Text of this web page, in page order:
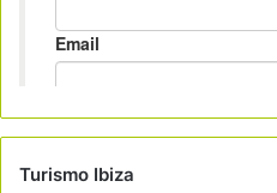
Turismo Ibiza